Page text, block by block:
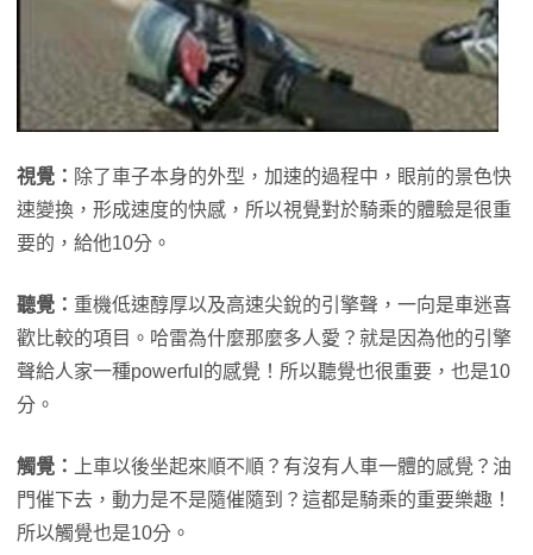
視覺： 除了車子本身的外型，加速的過程中，眼前的景色快
速變換，形成速度的快感，所以視覺對於騎乘的體驗是很重
要的，給他10分。
聽覺： 重機低速醇厚以及高速尖銳的引擎聲，一向是車迷喜
歡比較的項目。哈雷為什麼那麼多人愛？就是因為他的引擎
聲給人家一種powerful的感覺！所以聽覺也很重要，也是10
分。
觸覺：
上車以後坐起來順不順？有沒有人車一體的感覺？油
門催下去，動力是不是隨催隨到？這都是騎乘的重要樂趣！
所以觸覺也是10分。